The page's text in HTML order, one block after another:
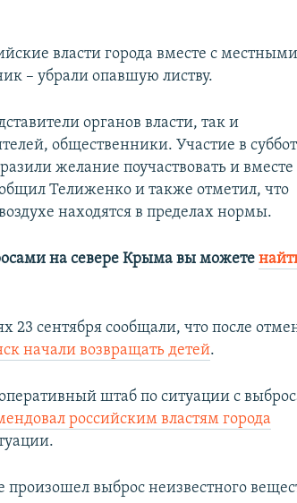
власти города вместе с местными
– убрали опавшую листву.
органов власти, так и
общественники. Участие в
желание поучаствовать и
Телиженко и также отметил, что
находятся в пределах нормы.
на севере Крыма вы можете
23 сентября сообщали, что после
начали возвращать детей.
штаб по ситуации с
российским властям города
произошел выброс неизвестного